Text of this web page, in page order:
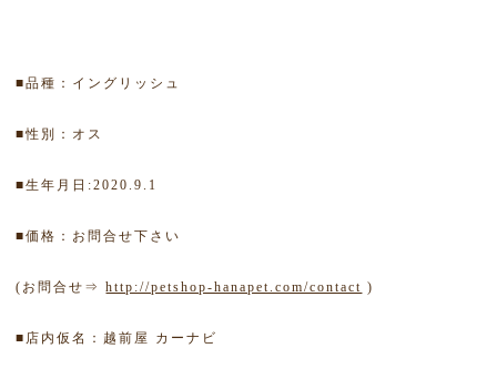
■品種：イングリッシュ
■性別：オス
■生年月日:2020.9.1
■価格：お問合せ下さい
(お問合せ⇒http://petshop-hanapet.com/contact )
■店内仮名：越前屋 カーナビ